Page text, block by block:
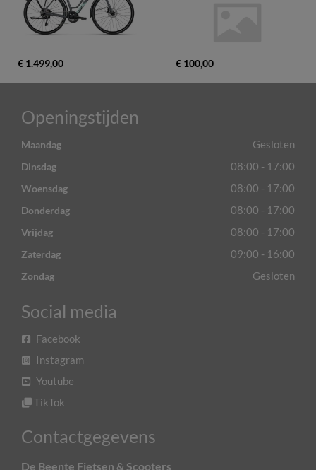
€ 1.499,00 € 100,00
Openingstijden
Maandag Gesloten
Dinsdag 08:00 - 17:00
Woensdag 08:00 - 17:00
Donderdag 08:00 - 17:00
Vrijdag 08:00 - 17:00
Zaterdag 09:00 - 16:00
Zondag Gesloten
Social media
Facebook
Instagram
Youtube
TikTok
Contactgegevens
De Beente Fietsen & Scooters